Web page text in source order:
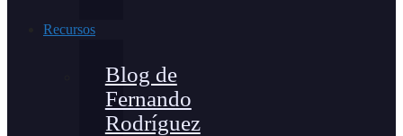
Recursos
Blog de
Fernando
Rodríguez